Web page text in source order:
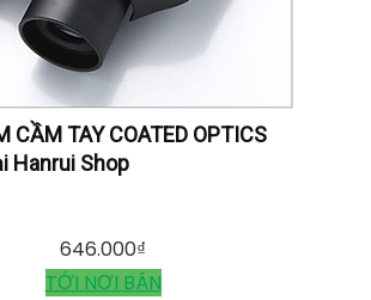
CẦM TAY COATED OPTICS
Hanrui Shop
646.000₫
TỚI NƠI BÁN